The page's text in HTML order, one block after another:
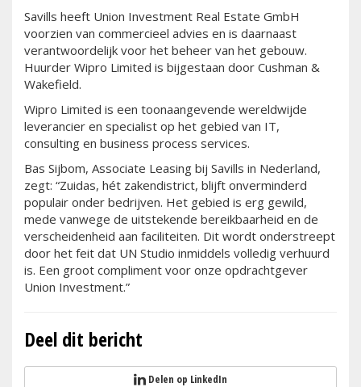
Savills heeft Union Investment Real Estate GmbH
voorzien van commercieel advies en is daarnaast
verantwoordelijk voor het beheer van het gebouw.
Huurder Wipro Limited is bijgestaan door Cushman &
Wakefield.
Wipro Limited is een toonaangevende wereldwijde
leverancier en specialist op het gebied van IT,
consulting en business process services.
Bas Sijbom, Associate Leasing bij Savills in Nederland,
zegt: “Zuidas, hét zakendistrict, blijft onverminderd
populair onder bedrijven. Het gebied is erg gewild,
mede vanwege de uitstekende bereikbaarheid en de
verscheidenheid aan faciliteiten. Dit wordt onderstreept
door het feit dat UN Studio inmiddels volledig verhuurd
is. Een groot compliment voor onze opdrachtgever
Union Investment.”
Deel dit bericht
Delen op LinkedIn